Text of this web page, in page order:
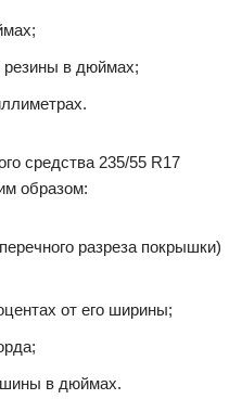
в дюймах;
средства 235/55 R17
образом:
разреза покрышки)
от его ширины;
в дюймах.